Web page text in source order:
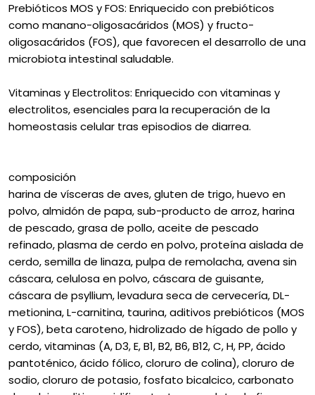
Prebióticos MOS y FOS: Enriquecido con prebióticos
como manano-oligosacáridos (MOS) y fructo-
oligosacáridos (FOS), que favorecen el desarrollo de una
microbiota intestinal saludable.
Vitaminas y Electrolitos: Enriquecido con vitaminas y
electrolitos, esenciales para la recuperación de la
homeostasis celular tras episodios de diarrea.
composición
harina de vísceras de aves, gluten de trigo, huevo en
polvo, almidón de papa, sub-producto de arroz, harina
de pescado, grasa de pollo, aceite de pescado
refinado, plasma de cerdo en polvo, proteína aislada de
cerdo, semilla de linaza, pulpa de remolacha, avena sin
cáscara, celulosa en polvo, cáscara de guisante,
cáscara de psyllium, levadura seca de cervecería, DL-
metionina, L-carnitina, taurina, aditivos prebióticos (MOS
y FOS), beta caroteno, hidrolizado de hígado de pollo y
cerdo, vitaminas (A, D3, E, B1, B2, B6, B12, C, H, PP, ácido
pantoténico, ácido fólico, cloruro de colina), cloruro de
sodio, cloruro de potasio, fosfato bicalcico, carbonato